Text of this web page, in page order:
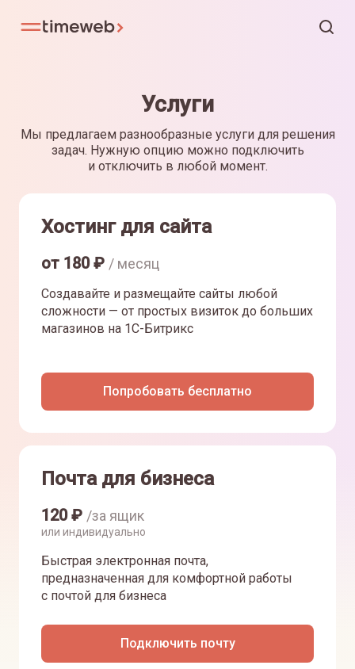
Услуги
Мы предлагаем разнообразные услуги для решения
задач. Нужную опцию можно подключить
и отключить в любой момент.
Хостинг для сайта
от 180₽ / месяц
Создавайте и размещайте сайты любой
сложности — от простых визиток до больших
магазинов на 1С-Битрикс
Попробовать бесплатно
Почта для бизнеса
120₽ /за ящик
или индивидуально
Быстрая электронная почта,
предназначенная для комфортной работы
с почтой для бизнеса
Подключить почту